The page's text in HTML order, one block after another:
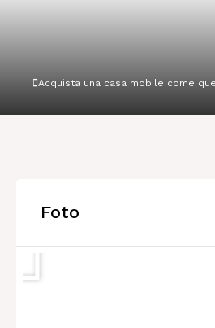
Acquista una casa mobile come
Foto